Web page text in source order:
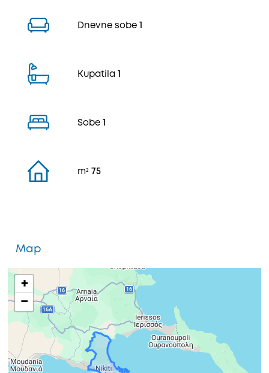
Dnevne sobe
Kupatila
Sobe
m² 75
Map
+
−